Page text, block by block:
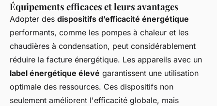
Équipements efficaces et leurs avantages
Adopter des dispositifs d’efficacité énergétique
performants, comme les pompes à chaleur et les
chaudières à condensation, peut considérablement
réduire la facture énergétique. Les appareils avec un
label énergétique élevé garantissent une utilisation
optimale des ressources. Ces dispositifs non
seulement améliorent l'efficacité globale, mais